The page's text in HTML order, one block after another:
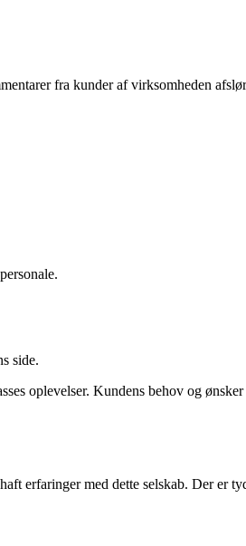
fra kunder af virksomheden
side.
oplevelser. Kundens behov og ønsker
erfaringer med dette selskab. Der er